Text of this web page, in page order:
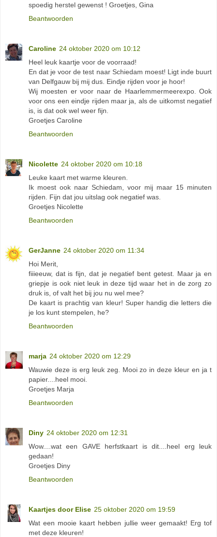
spoedig herstel gewenst ! Groetjes, Gina
Beantwoorden
Caroline 24 oktober 2020 om 10:12
Heel leuk kaartje voor de voorraad!
En dat je voor de test naar Schiedam moest! Ligt inde buurt
van Delfgauw bij mij dus. Eindje rijden voor je hoor!
Wij moesten er voor naar de Haarlemmermeerexpo. Ook
voor ons een eindje rijden maar ja, als de uitkomst negatief
is, is dat ook wel weer fijn.
Groetjes Caroline
Beantwoorden
Nicolette 24 oktober 2020 om 10:18
Leuke kaart met warme kleuren.
Ik moest ook naar Schiedam, voor mij maar 15 minuten
rijden. Fijn dat jou uitslag ook negatief was.
Groetjes Nicolette
Beantwoorden
GerJanne 24 oktober 2020 om 11:34
Hoi Merit,
fiiieeuw, dat is fijn, dat je negatief bent getest. Maar ja en
griepje is ook niet leuk in deze tijd waar het in de zorg zo
druk is, of valt het bij jou nu wel mee?
De kaart is prachtig van kleur! Super handig die letters die
je los kunt stempelen, he?
Beantwoorden
marja 24 oktober 2020 om 12:29
Wauwie deze is erg leuk zeg. Mooi zo in deze kleur en ja t
papier....heel mooi.
Groetjes Marja
Beantwoorden
Diny 24 oktober 2020 om 12:31
Wow....wat een GAVE herfstkaart is dit....heel erg leuk
gedaan!
Groetjes Diny
Beantwoorden
Kaartjes door Elise 25 oktober 2020 om 19:59
Wat een mooie kaart hebben jullie weer gemaakt! Erg tof
met deze kleuren!